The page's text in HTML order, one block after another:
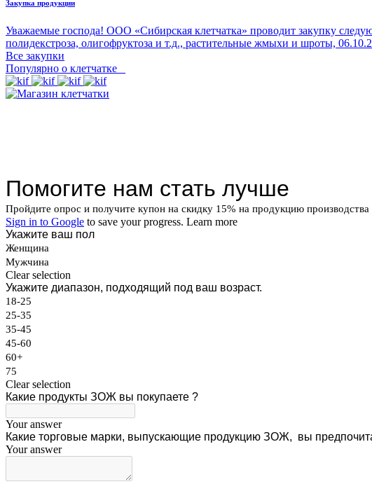
Закупка продукции
Уважаемые господа! ООО «Сибирская клетчатка» проводит закупку
полидекстроза, олигофруктоза и т.д., растительные жмыхи и шроты,
Все закупки
Популярно о клетчатке